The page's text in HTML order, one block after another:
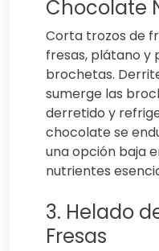
Chocolate
Corta trozos de
fresas, plátano y
brochetas.
sumerge las
derretido y
chocolate se
una opción baja
nutrientes
3. Helado
Fresas